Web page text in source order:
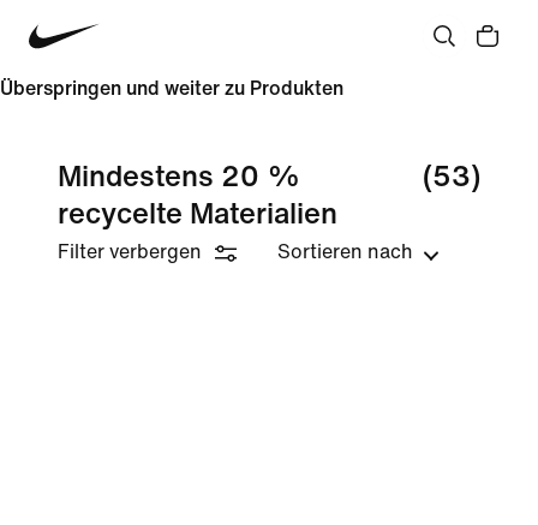
Überspringen und weiter zu Produkten
Mindestens 20 %
recycelte Materialien
(53)
Filter verbergen Sortieren nach